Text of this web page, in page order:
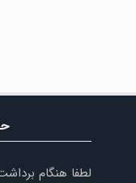
لطفا هنگام